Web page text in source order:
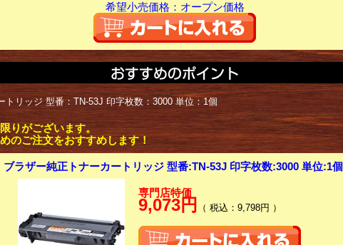
希望小売価格：オープン価格
トリッジ 型番：TN-53J 印字枚数：3000 単位：1個
りがございます。
のご注文をおすすめします！
ブラザー純正トナーカートリッジ 型番:TN-53J 印字枚数:3000 単位:1個
専門店特価
9,073円 （ 税込：9,798円 ）